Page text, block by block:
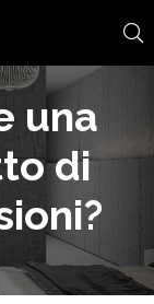
una
di